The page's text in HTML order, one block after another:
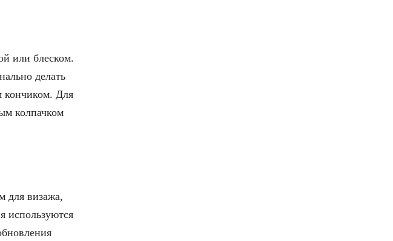
или блеском.
делать
кончиком. Для
колпачком
для визажа,
используются